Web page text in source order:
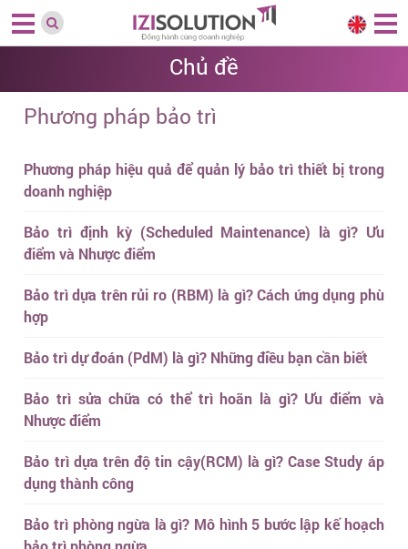
Chủ đề
Phương pháp bảo trì
Phương pháp hiệu quả để quản lý bảo trì thiết bị trong
doanh nghiệp
Bảo trì định kỳ (Scheduled Maintenance) là gì? Ưu
điểm và Nhược điểm
Bảo trì dựa trên rủi ro (RBM) là gì? Cách ứng dụng phù
hợp
Bảo trì dự đoán (PdM) là gì? Những điều bạn cần biết
Bảo trì sửa chữa có thể trì hoãn là gì? Ưu điểm và
Nhược điểm
Bảo trì dựa trên độ tin cậy(RCM) là gì? Case Study áp
dụng thành công
Bảo trì phòng ngừa là gì? Mô hình 5 bước lập kế hoạch